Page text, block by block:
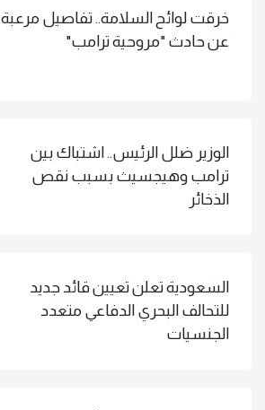
خرقت لوائح السلامة.. تفاصيل مرعبة
عن حادث "مروحية ترامب"
الوزير ضلل الرئيس.. اشتباك بين
ترامب وهيجسيث بسبب نقص
الذخائر
السعودية تعلن تعيين قائد جديد
للتحالف البحري الدفاعي متعدد
الجنسيات